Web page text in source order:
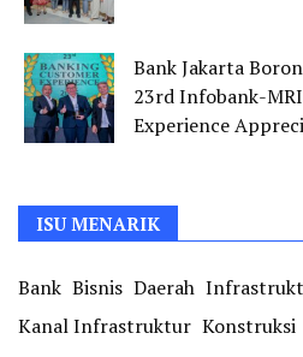
Bank Jakarta
23rd Infobank-
Experience
ISU MENARIK
Bank Bisnis Daerah
Kanal Infrastruktur Konstruksi